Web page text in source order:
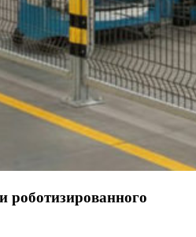
роботизированного